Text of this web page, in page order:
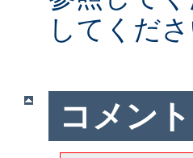
してくださ
コメント